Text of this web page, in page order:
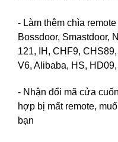
- Làm thêm chìa
Bossdoor, Smastdoor,
121, IH, CHF9,
V6, Alibaba, HS, HD09,
- Nhận đổi mã cửa
hợp bị mất remote,
bạn